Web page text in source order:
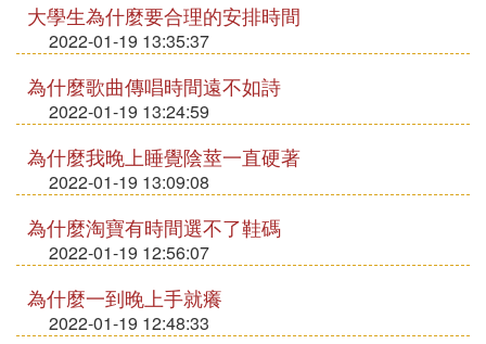
大學生為什麼要合理的安排時間
2022-01-19 13:35:37
為什麼歌曲傳唱時間遠不如詩
2022-01-19 13:24:59
為什麼我晚上睡覺陰莖一直硬著
2022-01-19 13:09:08
為什麼淘寶有時間選不了鞋碼
2022-01-19 12:56:07
為什麼一到晚上手就癢
2022-01-19 12:48:33